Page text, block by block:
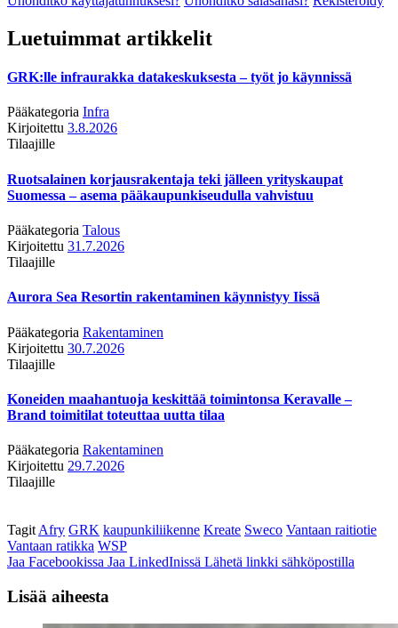
Luetuimmat artikkelit
GRK:lle infraurakka datakeskuksesta – työt jo käynnissä
Pääkategoria Infra
Kirjoitettu 3.8.2026
Tilaajille
Ruotsalainen korjausrakentaja teki jälleen yrityskaupat
Suomessa – asema pääkaupunkiseudulla vahvistuu
Pääkategoria Talous
Kirjoitettu 31.7.2026
Tilaajille
Aurora Sea Resortin rakentaminen käynnistyy Iissä
Pääkategoria Rakentaminen
Kirjoitettu 30.7.2026
Tilaajille
Koneiden maahantuoja keskittää toimintonsa Keravalle –
Brand toimitilat toteuttaa uutta tilaa
Pääkategoria Rakentaminen
Kirjoitettu 29.7.2026
Tilaajille
Tagit Afry GRK kaupunkiliikenne Kreate Sweco Vantaan raitiotie
Vantaan ratikka WSP
Jaa Facebookissa Jaa LinkedInissä Lähetä linkki sähköpostilla
Lisää aiheesta